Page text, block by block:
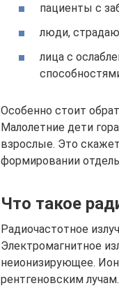
пациенты с
люди,
лица с
Особенно стоит
Малолетние дети
взрослые. Это
формировании
Что такое
Радиочастотное
Электромагнитное
неионизирующее.
рентгеновским